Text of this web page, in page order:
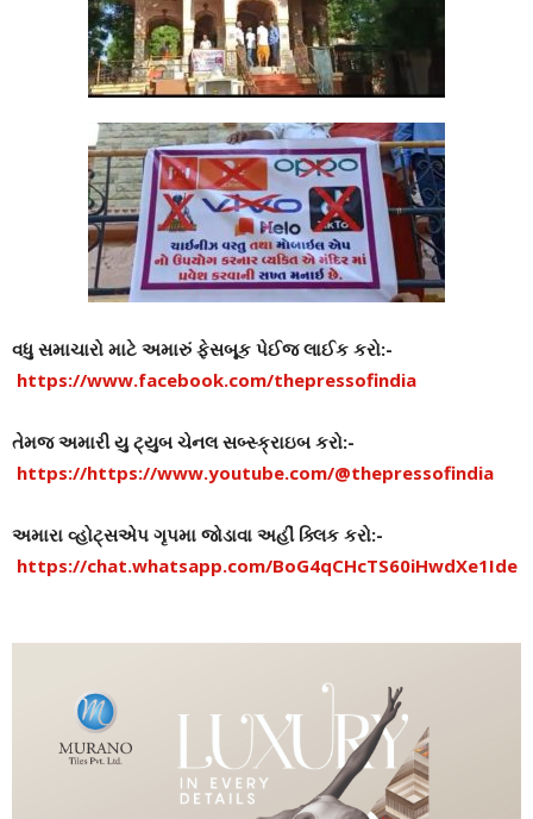
વધુ સમાચારો માટે અમારું ફેસબૂક પેઈજ લાઈક કરો:-
https://www.facebook.com/thepressofindia
તેમજ અમારી યુ ટ્યુબ ચેનલ સબ્સ્ક્રાઇબ કરો:-
https://https://www.youtube.com/@thepressofindia
અમારા વ્હોટ્સએપ ગૃપમા જોડાવા અહીં ક્લિક કરો:-
https://chat.whatsapp.com/BoG4qCHcTS60iHwdXe1Ide